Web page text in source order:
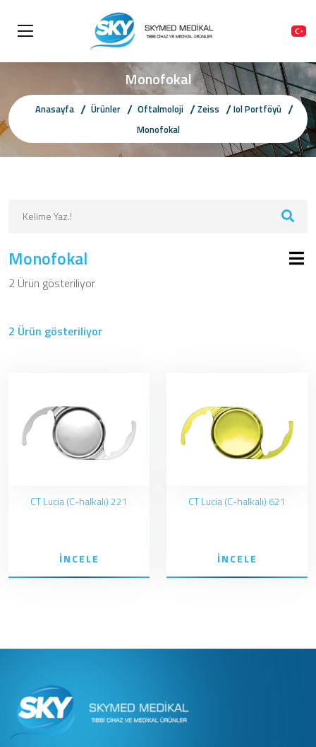
Monofokal
Anasayfa Ürünler Oftalmoloji Zeiss
Iol Portföyü
Monofokal
Monofokal
2 Ürün gösteriliyor
2 Ürün gösteriliyor
CT Lucia (C-halkalı) 221
İNCELE
CT Lucia (C-halkalı) 621
İNCELE